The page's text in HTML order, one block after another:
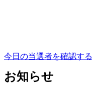
今日の当選者を確認する
お知らせ